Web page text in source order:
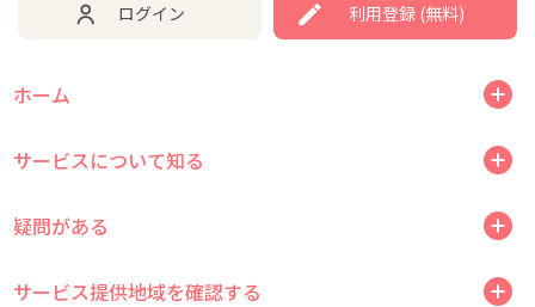
ログイン 利用登録 (無料)
ホーム
サービスについて知る
疑問がある
サービス提供地域を確認する